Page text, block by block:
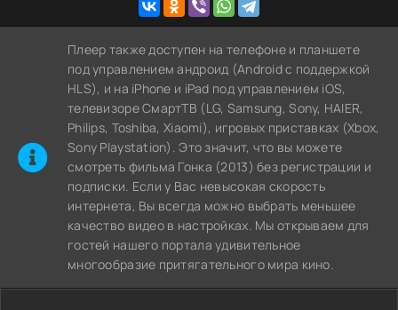
Плеер также доступен на телефоне и планшете
под управлением андроид (Android с поддержкой
HLS), и на iPhone и iPad под управлением iOS,
телевизоре СмартТВ (LG, Samsung, Sony, HAIER,
Philips, Toshiba, Xiaomi), игровых приставках (Xbox,
Sony Playstation). Это значит, что вы можете
cмотреть фильма Гонка (2013) без регистрации и
подписки. Если у Вас невысокая скорость
интернета, Вы всегда можно выбрать меньшее
качество видео в настройках. Мы открываем для
гостей нашего портала удивительное
многообразие притягательного мира кино.